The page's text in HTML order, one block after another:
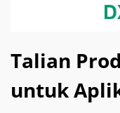
Talian
untuk